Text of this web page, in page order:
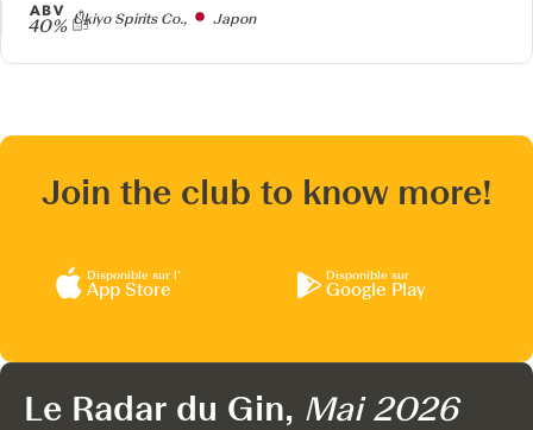
Producteur
Ukiyo Spirits Co., Japon
ABV
40%
Join the club to know more!
Disponible sur l’
App Store
Disponible sur
Google Play
Le Radar du Gin, Mai 2026